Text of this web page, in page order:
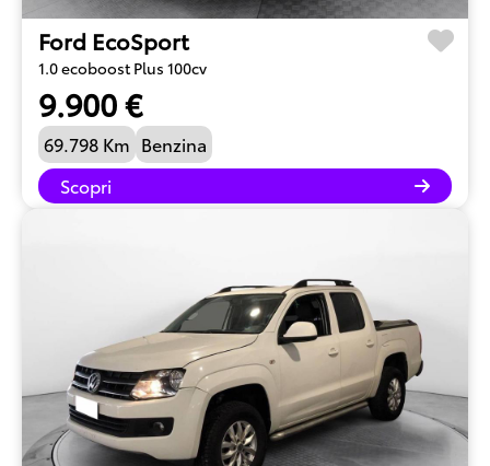
Ford EcoSport
1.0 ecoboost Plus 100cv
9.900 €
69.798 Km Benzina
Scopri